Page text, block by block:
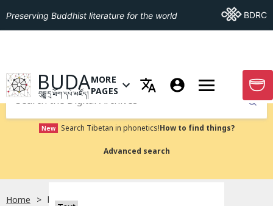
Preserving Buddhist literature for the world Go ToBDRC
GO TO HOMEPAGE
BUDA
བུདྡྷ་དྲ་ཐོག་དཔེ་མཛོད།
OPEN MENU OF MORE PAGES
MORE
PAGES
GO
Submit
New Search Tibetan in phonetics!How to find things?
Advanced search
Home bdr:MW22933_AE131C